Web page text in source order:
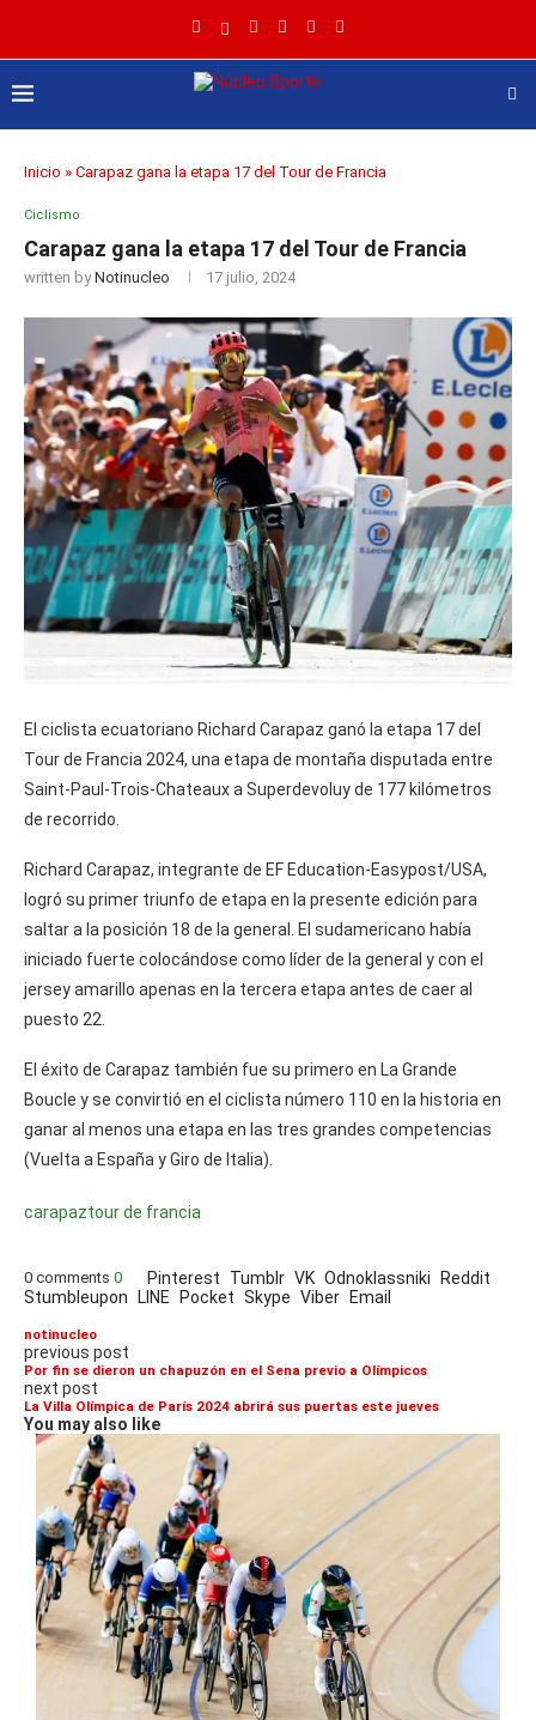
Inicio » Carapaz gana la etapa 17 del Tour de Francia
Ciclismo
Carapaz gana la etapa 17 del Tour de Francia
written byNotinucleo 17 julio, 2024
El ciclista ecuatoriano Richard Carapaz ganó la etapa 17 del
Tour de Francia 2024, una etapa de montaña disputada entre
Saint-Paul-Trois-Chateaux a Superdevoluy de 177 kilómetros
de recorrido.
Richard Carapaz, integrante de EF Education-Easypost/USA,
logró su primer triunfo de etapa en la presente edición para
saltar a la posición 18 de la general. El sudamericano había
iniciado fuerte colocándose como líder de la general y con el
jersey amarillo apenas en la tercera etapa antes de caer al
puesto 22.
El éxito de Carapaz también fue su primero en La Grande
Boucle y se convirtió en el ciclista número 110 en la historia en
ganar al menos una etapa en las tres grandes competencias
(Vuelta a España y Giro de Italia).
carapaztour de francia
0 comments 0 Pinterest Tumblr VK Odnoklassniki
Reddit
Stumbleupon
LINE Pocket Skype Viber Email
notinucleo
previous post
Por fin se dieron un chapuzón en el Sena previo a Olímpicos
next post
La Villa Olímpica de París 2024 abrirá sus puertas este jueves
You may also like